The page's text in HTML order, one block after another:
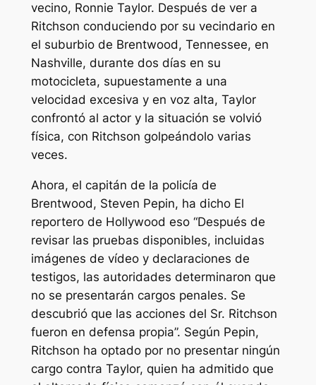
vecino, Ronnie Taylor. Después de ver a
Ritchson conduciendo por su vecindario en
el suburbio de Brentwood, Tennessee, en
Nashville, durante dos días en su
motocicleta, supuestamente a una
velocidad excesiva y en voz alta, Taylor
confrontó al actor y la situación se volvió
física, con Ritchson golpeándolo varias
veces.
Ahora, el capitán de la policía de
Brentwood, Steven Pepin, ha dicho El
reportero de Hollywood eso “Después de
revisar las pruebas disponibles, incluidas
imágenes de vídeo y declaraciones de
testigos, las autoridades determinaron que
no se presentarán cargos penales. Se
descubrió que las acciones del Sr. Ritchson
fueron en defensa propia”. Según Pepin,
Ritchson ha optado por no presentar ningún
cargo contra Taylor, quien ha admitido que